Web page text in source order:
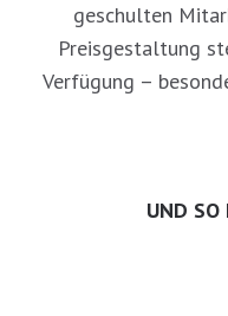
geschulten
Preisgestaltung
Verfügung –
UND SO